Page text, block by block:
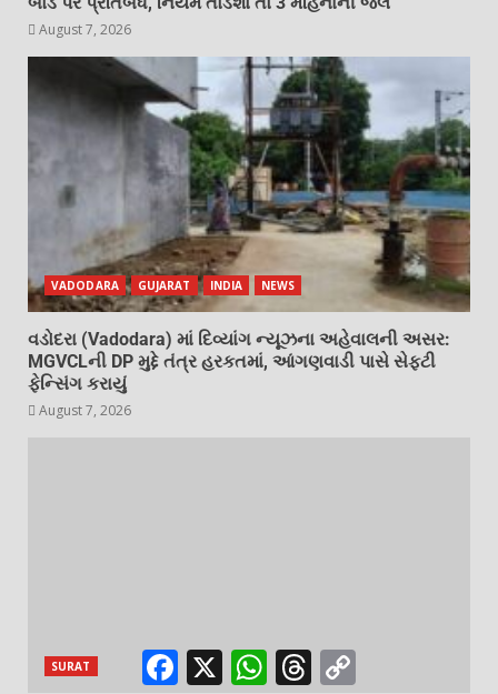
August 7, 2026
VADODARA GUJARAT INDIA NEWS
વડોદરા (Vadodara) માં દિવ્યાંગ ન્યૂઝના અહેવાલની અસર:
MGVCLની DP મુદ્દે તંત્ર હરકતમાં, આંગણવાડી પાસે સેફ્ટી
ફેન્સિંગ કરાયું
August 7, 2026
SURAT Facebook
X WhatsApp
Threads